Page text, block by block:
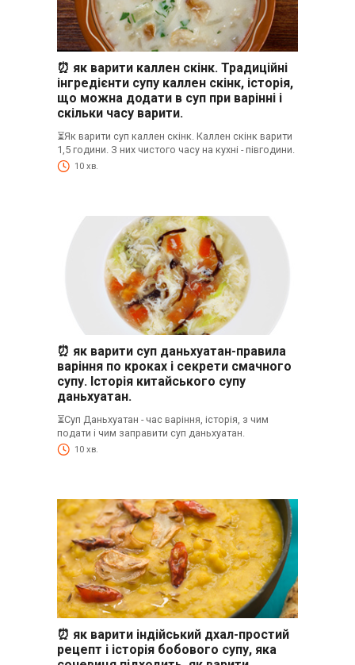
⏰ як варити каллен скінк. Традиційні
інгредієнти супу каллен скінк, історія,
що можна додати в суп при варінні і
скільки часу варити.
⏳Як варити суп каллен скінк. Каллен скінк варити
1,5 години. З них чистого часу на кухні - півгодини.
10 хв.
⏰ як варити суп даньхуатан-правила
варіння по кроках і секрети смачного
супу. Історія китайського супу
даньхуатан.
⏳Суп Даньхуатан - час варіння, історія, з чим
подати і чим заправити суп даньхуатан.
10 хв.
⏰ як варити індійський дхал-простий
рецепт і історія бобового супу, яка